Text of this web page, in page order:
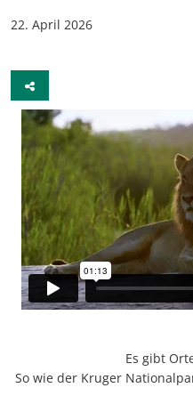
22. April 2026
Es gibt
So wie der Kruger